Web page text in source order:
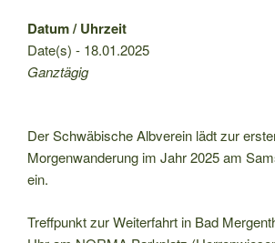
Datum / Uhrzeit
Date(s) - 18.01.2025
Ganztägig
Der Schwäbische Albverein lädt zur
Morgenwanderung im Jahr 2025 am
ein.
Treffpunkt zur Weiterfahrt in Bad